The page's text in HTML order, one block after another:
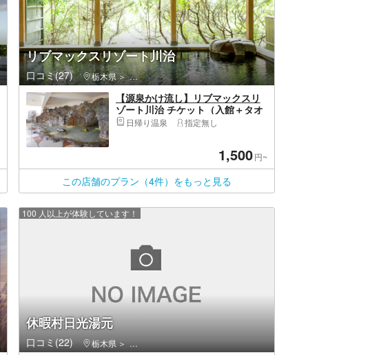
リブマックスリゾート川治
口コミ(27) 栃木県 日光市・奥日光・中禅寺湖・霧降高原・鬼怒川温泉
【源泉かけ流し】リブマックスリ
ゾート川治 チケット（入館＋タオ
ルセット付）
日帰り温泉 指定無し
1,500円~
この店舗のプラン（4件）をもっと見る
休暇村日光湯元
口コミ(22) 栃木県 日光市・奥日光・中禅寺湖・霧降高原・鬼怒川温泉
100 人以上が体験しています！